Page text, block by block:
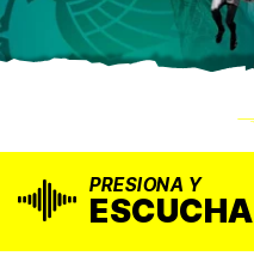
PRESIONA Y
ESCUCHA